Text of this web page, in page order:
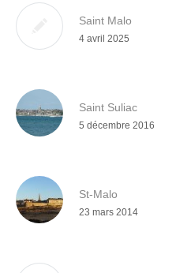
Saint Malo
4 avril 2025
Saint Suliac
5 décembre 2016
St-Malo
23 mars 2014